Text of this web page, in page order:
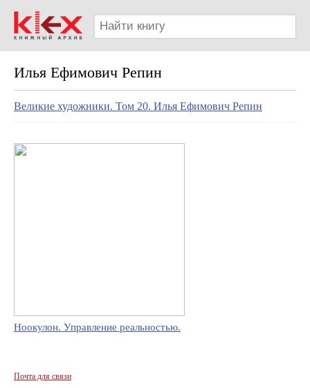
Илья Ефимович Репин
Великие художники. Том 20. Илья Ефимович Репин
Ноокулон. Управление реальностью.
Почта для связи